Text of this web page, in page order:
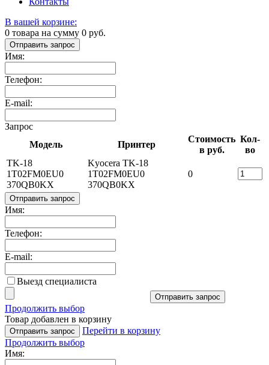
В вашей корзине:
0 товара на сумму 0 руб.
Отправить запрос
Имя:
Телефон:
E-mail:
Запрос
Модель
Принтер
Стоимость
в руб.
Кол-
во
TK-18
1T02FM0EU0
370QB0KX
Kyocera TK-18
1T02FM0EU0
370QB0KX
0
Отправить запрос
Имя:
Телефон:
E-mail:
Выезд специалиста
Отправить запрос
Продолжить выбор
Товар добавлен в корзину
Отправить запрос
Перейти в корзину
Продолжить выбор
Имя: